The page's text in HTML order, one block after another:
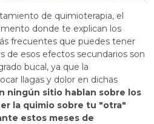
de quimioterapia, el
donde te explican los
frecuentes que puedes tener
de esos efectos secundarios son
bucal, ya que la
llagas y dolor en dichas
ningún sitio hablan sobre los
la quimio sobre tu "otra"
estos meses de